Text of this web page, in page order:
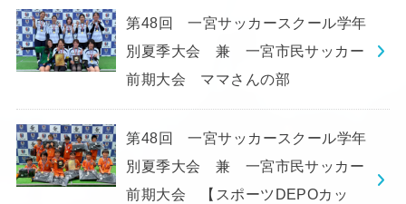
第48回 一宮サッカースクール学年
別夏季大会 兼 一宮市民サッカー
前期大会 ママさんの部
第48回 一宮サッカースクール学年
別夏季大会 兼 一宮市民サッカー
前期大会 【スポーツDEPOカッ